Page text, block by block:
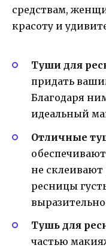
средствам,
красоту и
Туши для
придать
Благодаря
идеальный
Отличные
не
ресницы
Тушь для
частью